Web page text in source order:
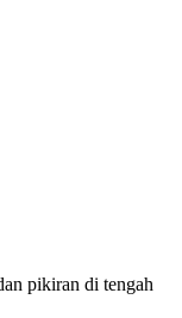
pikiran di tengah